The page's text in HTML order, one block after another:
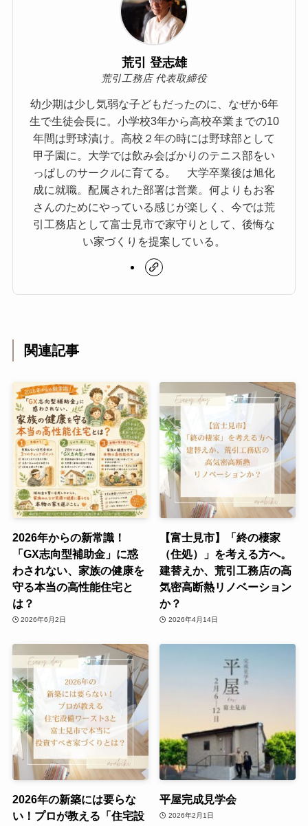
荒引 登志雄
荒引工務店 代表取締役
幼少期は少し気弱な子どもだったのに、なぜか6年
生で生徒会長に。小学校3年から高校卒業までの10
年間は野球漬け。高校２年の時には野球部として
甲子園に。大学では飲み会ばかりのテニス部をい
っぱしのサークルに育てる。 大学卒業後は旭化
成に就職。配属された部署は営業。何よりもお客
さんのためにやっている感じが楽しく、今では荒
引工務店として富士見市で家守りとして、後悔な
い家づくりを提案している。
関連記事
2026年からの新常識！
「GX志向型補助金」に惑
わされない、家族の健康を
守る本当の高性能住宅と
は？
2026年6月2日
【富士見市】「終の棲家
（住処）」を考える方へ。
建替えか、荒引工務店の高
気密高断熱リノベーション
か？
2026年4月14日
2026年の新築には要らな
い！プロが教える「住宅設
平屋完成見学会
2026年2月1日